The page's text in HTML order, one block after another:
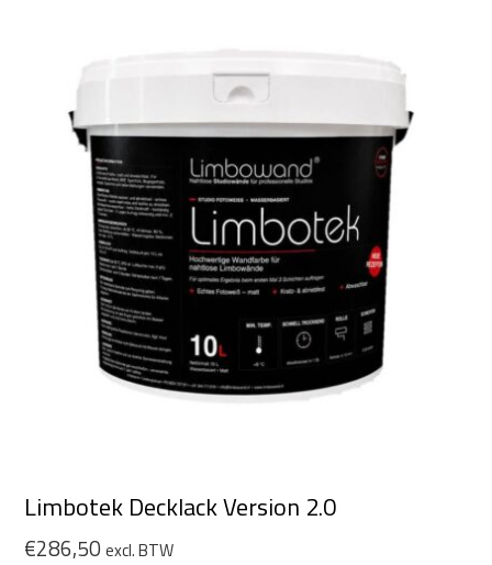
Limbotek Decklack Version 2.0
€286,50 excl. BTW